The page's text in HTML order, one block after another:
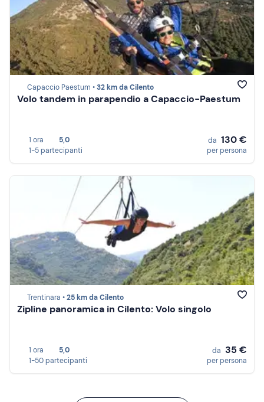
Capaccio Paestum •32 km da Cilento
Volo tandem in parapendio a Capaccio-Paestum
1 ora
5,0
1-5 partecipanti
da 130 €
per persona
Trentinara •25 km da Cilento
Zipline panoramica in Cilento: Volo singolo
1 ora
5,0
1-50 partecipanti
da 35 €
per persona